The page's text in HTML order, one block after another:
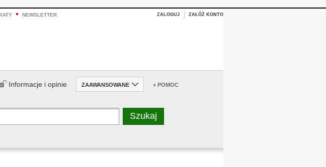
NEWSLETTER ZALOGUJ ZAŁÓŻ KONTO
Informacje i opinie ZAAWANSOWANE + POMOC